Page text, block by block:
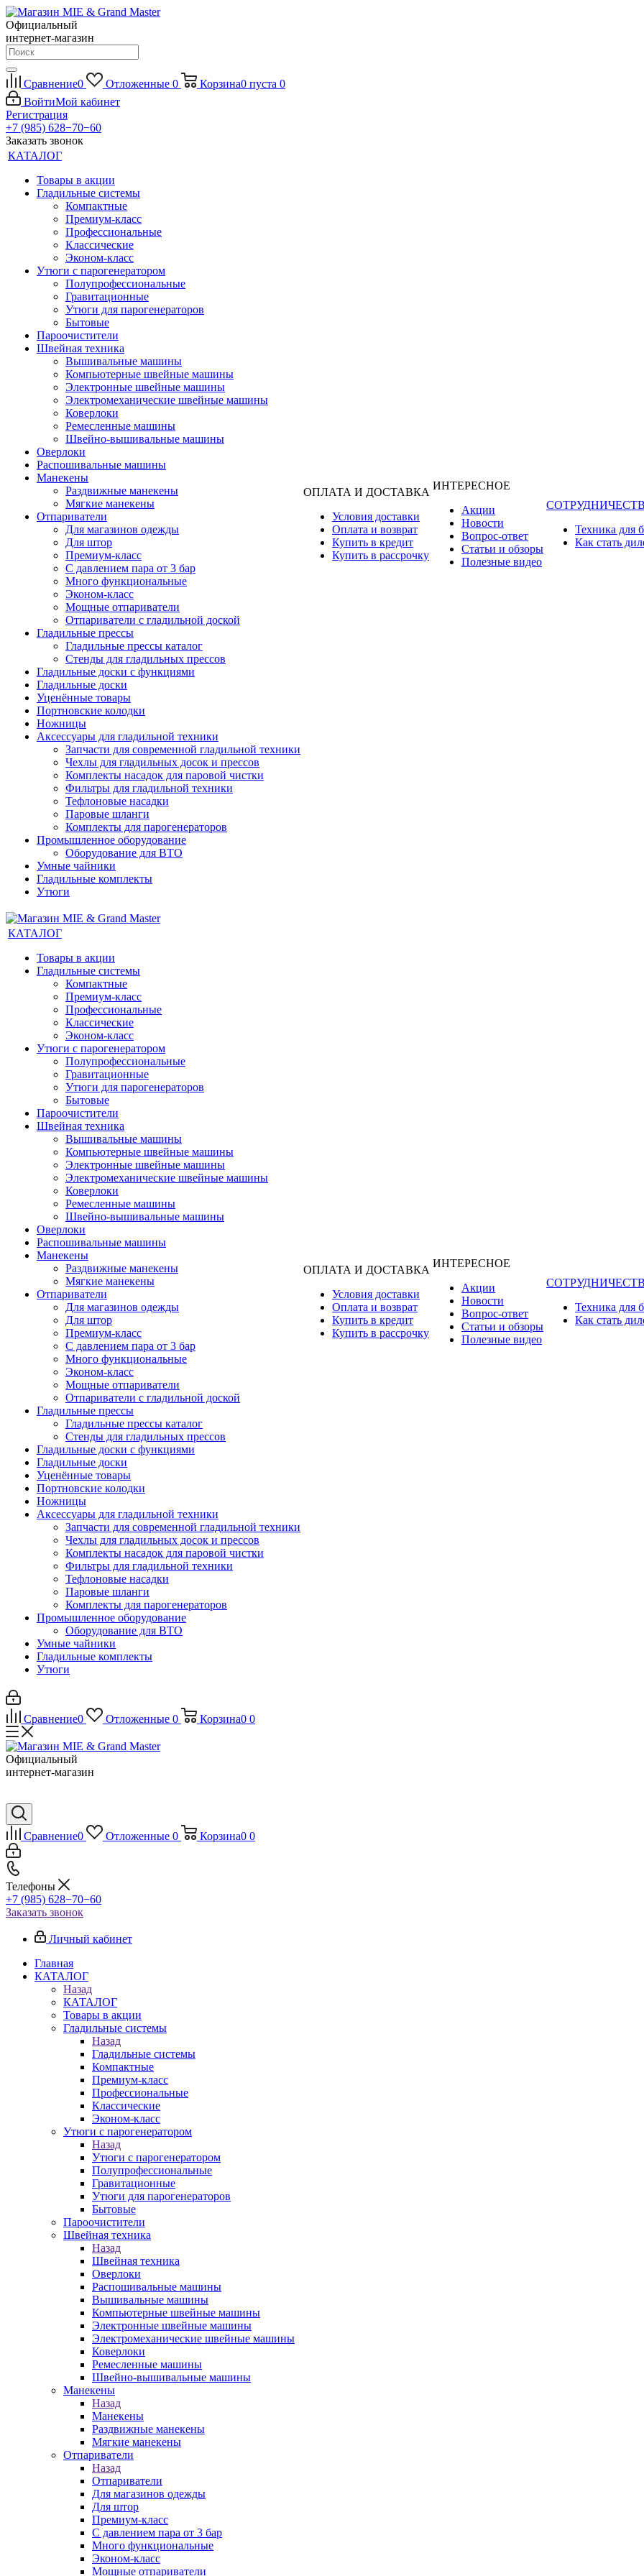
Официальный
интернет-магазин
Сравнение0 Отложенные 0 Корзина0 пуста 0
ВойтиМой кабинет
Регистрация
+7 (985) 628−70−60
Заказать звонок
КАТАЛОГ
Товары в акции
Гладильные системы
Компактные
Премиум-класс
Профессиональные
Классические
Эконом-класс
Утюги с парогенератором
Полупрофессиональные
Гравитационные
Утюги для парогенераторов
Бытовые
Пароочистители
Швейная техника
Вышивальные машины
Компьютерные швейные машины
Электронные швейные машины
Электромеханические швейные машины
Коверлоки
Ремесленные машины
Швейно-вышивальные машины
Оверлоки
Распошивальные машины
Манекены
Раздвижные манекены
Мягкие манекены
Отпариватели
Для магазинов одежды
Для штор
Премиум-класс
С давлением пара от 3 бар
Много функциональные
Эконом-класс
Мощные отпариватели
Отпариватели с гладильной доской
Гладильные прессы
Гладильные прессы каталог
Стенды для гладильных прессов
Гладильные доски с функциями
Гладильные доски
Уценённые товары
Портновские колодки
Ножницы
Аксессуары для гладильной техники
Запчасти для современной гладильной техники
Чехлы для гладильных досок и прессов
Комплекты насадок для паровой чистки
Фильтры для гладильной техники
Тефлоновые насадки
Паровые шланги
Комплекты для парогенераторов
Промышленное оборудование
Оборудование для ВТО
Умные чайники
Гладильные комплекты
Утюги
ОПЛАТА И ДОСТАВКА
Условия доставки
Оплата и возврат
Купить в кредит
Купить в рассрочку
ИНТЕРЕСНОЕ
Акции
Новости
Вопрос-ответ
Статьи и обзоры
Полезные видео
Техника для
Как стать
КАТАЛОГ
Товары в акции
Гладильные системы
Компактные
Премиум-класс
Профессиональные
Классические
Эконом-класс
Утюги с парогенератором
Полупрофессиональные
Гравитационные
Утюги для парогенераторов
Бытовые
Пароочистители
Швейная техника
Вышивальные машины
Компьютерные швейные машины
Электронные швейные машины
Электромеханические швейные машины
Коверлоки
Ремесленные машины
Швейно-вышивальные машины
Оверлоки
Распошивальные машины
Манекены
Раздвижные манекены
Мягкие манекены
Отпариватели
Для магазинов одежды
Для штор
Премиум-класс
С давлением пара от 3 бар
Много функциональные
Эконом-класс
Мощные отпариватели
Отпариватели с гладильной доской
Гладильные прессы
Гладильные прессы каталог
Стенды для гладильных прессов
Гладильные доски с функциями
Гладильные доски
Уценённые товары
Портновские колодки
Ножницы
Аксессуары для гладильной техники
Запчасти для современной гладильной техники
Чехлы для гладильных досок и прессов
Комплекты насадок для паровой чистки
Фильтры для гладильной техники
Тефлоновые насадки
Паровые шланги
Комплекты для парогенераторов
Промышленное оборудование
Оборудование для ВТО
Умные чайники
Гладильные комплекты
Утюги
ОПЛАТА И ДОСТАВКА
Условия доставки
Оплата и возврат
Купить в кредит
Купить в рассрочку
ИНТЕРЕСНОЕ
Акции
Новости
Вопрос-ответ
Статьи и обзоры
Полезные видео
Техника для
Как стать
Сравнение0 Отложенные 0 Корзина0 0
Официальный
интернет-магазин
Сравнение0 Отложенные 0 Корзина0 0
Телефоны
+7 (985) 628−70−60
Заказать звонок
Личный кабинет
Главная
КАТАЛОГ
Назад
КАТАЛОГ
Товары в акции
Гладильные системы
Назад
Гладильные системы
Компактные
Премиум-класс
Профессиональные
Классические
Эконом-класс
Утюги с парогенератором
Назад
Утюги с парогенератором
Полупрофессиональные
Гравитационные
Утюги для парогенераторов
Бытовые
Пароочистители
Швейная техника
Назад
Швейная техника
Оверлоки
Распошивальные машины
Вышивальные машины
Компьютерные швейные машины
Электронные швейные машины
Электромеханические швейные машины
Коверлоки
Ремесленные машины
Швейно-вышивальные машины
Манекены
Назад
Манекены
Раздвижные манекены
Мягкие манекены
Отпариватели
Назад
Отпариватели
Для магазинов одежды
Для штор
Премиум-класс
С давлением пара от 3 бар
Много функциональные
Эконом-класс
Мощные отпариватели